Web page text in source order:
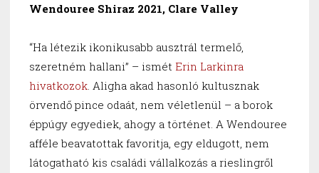
Wendouree Shiraz 2021, Clare Valley
“Ha létezik ikonikusabb ausztrál termelő,
szeretném hallani” – ismét Erin Larkinra
hivatkozok . Aligha akad hasonló kultusznak
örvendő pince odaát, nem véletlenül – a borok
éppúgy egyediek, ahogy a történet. A Wendouree
afféle beavatottak favoritja, egy eldugott, nem
látogatható kis családi vállalkozás a rieslingről